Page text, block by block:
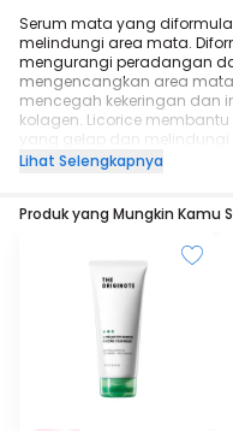
Serum mata yang
melindungi area mata.
mengurangi peradangan
mengencangkan area
mencegah kekeringan dan
kolagen. Licorice
yang gelap dan
matahari.
Lihat Selengkapnya
Produk yang Mungkin Kamu